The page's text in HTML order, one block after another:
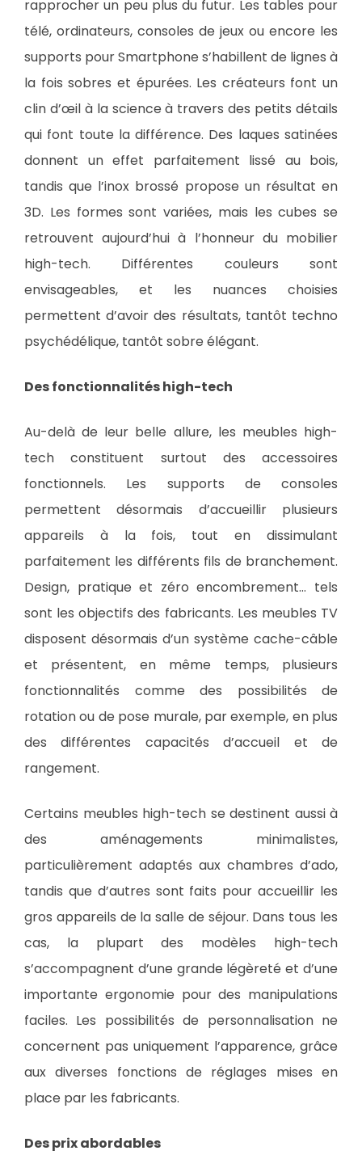
rapprocher un peu plus du futur. Les tables pour
télé, ordinateurs, consoles de jeux ou encore les
supports pour Smartphone s’habillent de lignes à
la fois sobres et épurées. Les créateurs font un
clin d’œil à la science à travers des petits détails
qui font toute la différence. Des laques satinées
donnent un effet parfaitement lissé au bois,
tandis que l’inox brossé propose un résultat en
3D. Les formes sont variées, mais les cubes se
retrouvent aujourd’hui à l’honneur du mobilier
high-tech. Différentes couleurs sont
envisageables, et les nuances choisies
permettent d’avoir des résultats, tantôt techno
psychédélique, tantôt sobre élégant.
Des fonctionnalités high-tech
Au-delà de leur belle allure, les meubles high-
tech constituent surtout des accessoires
fonctionnels. Les supports de consoles
permettent désormais d’accueillir plusieurs
appareils à la fois, tout en dissimulant
parfaitement les différents fils de branchement.
Design, pratique et zéro encombrement… tels
sont les objectifs des fabricants. Les meubles TV
disposent désormais d’un système cache-câble
et présentent, en même temps, plusieurs
fonctionnalités comme des possibilités de
rotation ou de pose murale, par exemple, en plus
des différentes capacités d’accueil et de
rangement.
Certains meubles high-tech se destinent aussi à
des aménagements minimalistes,
particulièrement adaptés aux chambres d’ado,
tandis que d’autres sont faits pour accueillir les
gros appareils de la salle de séjour. Dans tous les
cas, la plupart des modèles high-tech
s’accompagnent d’une grande légèreté et d’une
importante ergonomie pour des manipulations
faciles. Les possibilités de personnalisation ne
concernent pas uniquement l’apparence, grâce
aux diverses fonctions de réglages mises en
place par les fabricants.
Des prix abordables